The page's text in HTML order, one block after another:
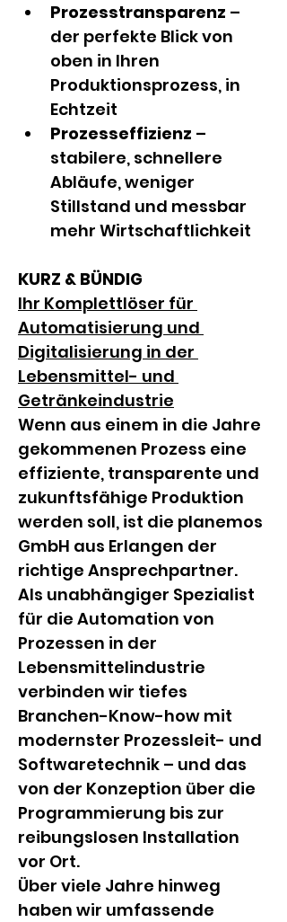
Prozesstransparenz –
der perfekte Blick von
oben in Ihren
Produktionsprozess, in
Echtzeit
Prozesseffizienz –
stabilere, schnellere
Abläufe, weniger
Stillstand und messbar
mehr Wirtschaftlichkeit
KURZ & BÜNDIG
Ihr Komplettlöser für
Automatisierung und
Digitalisierung in der
Lebensmittel- und
Getränkeindustrie
Wenn aus einem in die Jahre
gekommenen Prozess eine
effiziente, transparente und
zukunftsfähige Produktion
werden soll, ist die planemos
GmbH aus Erlangen der
richtige Ansprechpartner.
Als unabhängiger Spezialist
für die Automation von
Prozessen in der
Lebensmittelindustrie
verbinden wir tiefes
Branchen-Know-how mit
modernster Prozessleit- und
Softwaretechnik – und das
von der Konzeption über die
Programmierung bis zur
reibungslosen Installation
vor Ort.
Über viele Jahre hinweg
haben wir umfassende